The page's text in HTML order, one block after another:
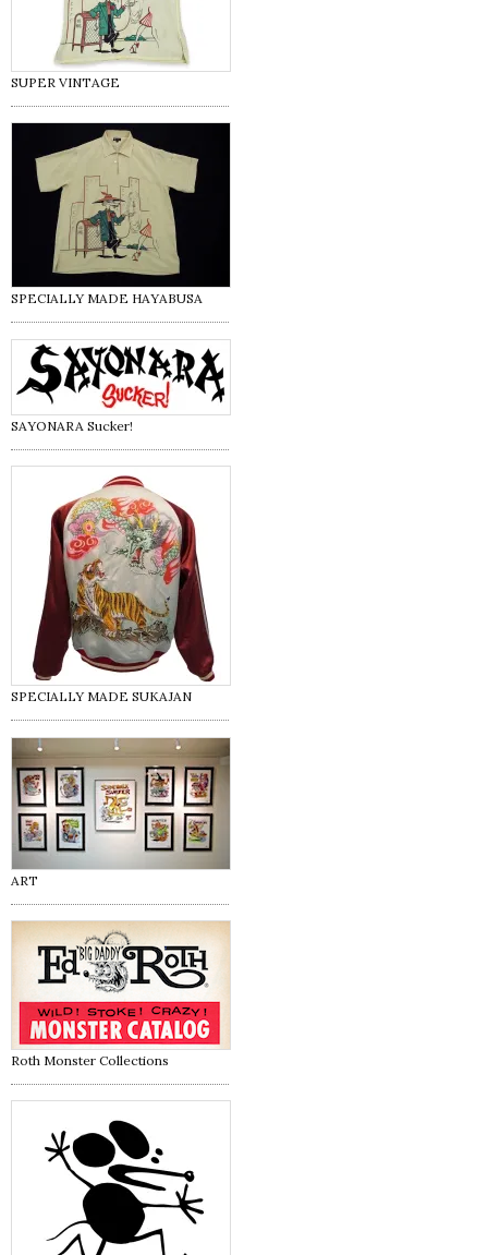
SUPER VINTAGE
SPECIALLY MADE HAYABUSA
SAYONARA Sucker!
SPECIALLY MADE SUKAJAN
ART
Roth Monster Collections